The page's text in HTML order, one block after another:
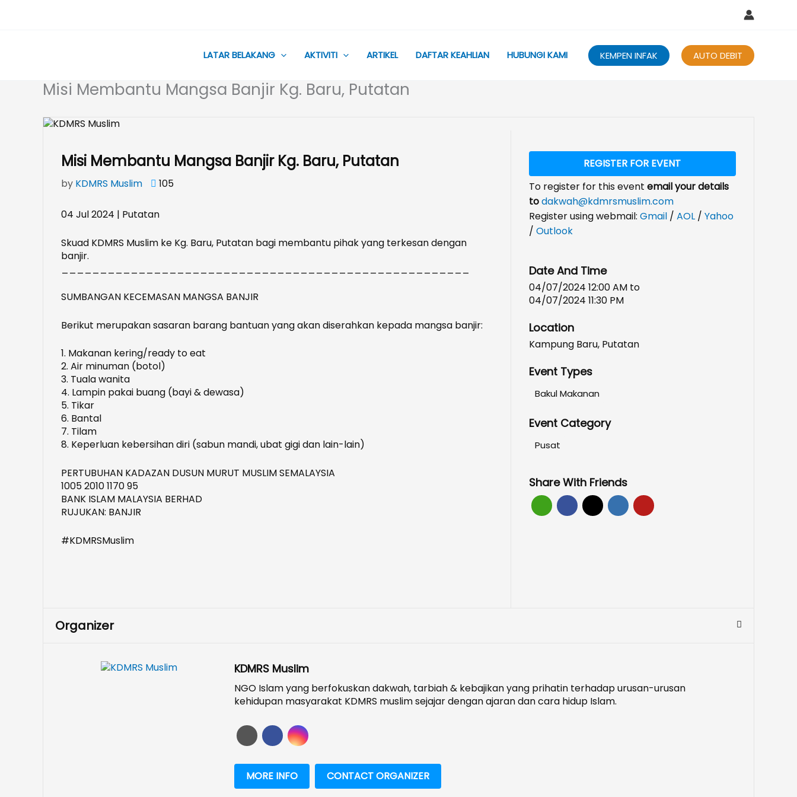
LATAR BELAKANG
AKTIVITI ARTIKEL DAFTAR KEAHLIAN HUBUNGI KAMI KEMPEN INFAK AUTO DEBIT
Misi Membantu Mangsa Banjir Kg. Baru, Putatan
Misi Membantu Mangsa Banjir Kg. Baru, Putatan
by KDMRS Muslim 105
04 Jul 2024 | Putatan
Skuad KDMRS Muslim ke Kg. Baru, Putatan bagi membantu pihak yang terkesan dengan
banjir.
SUMBANGAN KECEMASAN MANGSA BANJIR
Berikut merupakan sasaran barang bantuan yang akan diserahkan kepada mangsa banjir:
1. Makanan kering/ready to eat
2. Air minuman (botol)
3. Tuala wanita
4. Lampin pakai buang (bayi & dewasa)
5. Tikar
6. Bantal
7. Tilam
8. Keperluan kebersihan diri (sabun mandi, ubat gigi dan lain-lain)
PERTUBUHAN KADAZAN DUSUN MURUT MUSLIM SEMALAYSIA
1005 2010 1170 95
BANK ISLAM MALAYSIA BERHAD
RUJUKAN: BANJIR
#KDMRSMuslim
REGISTER FOR EVENT
To register for this event email your details
todakwah@kdmrsmuslim.com
Register using webmail: Gmail / AOL / Yahoo
/ Outlook
Date And Time
04/07/2024 12:00 AMto
04/07/2024 11:30 PM
Location
Kampung Baru, Putatan
Event Types
Bakul Makanan
Event Category
Pusat
Share With Friends
Organizer
KDMRS Muslim
NGO Islam yang berfokuskan dakwah, tarbiah & kebajikan yang prihatin terhadap urusan-urusan
kehidupan masyarakat KDMRS muslim sejajar dengan ajaran dan cara hidup Islam.
MORE INFO CONTACT ORGANIZER